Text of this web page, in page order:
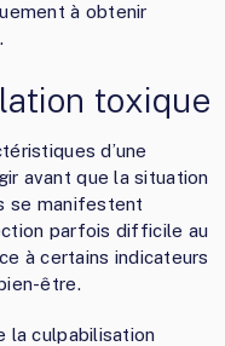
à obtenir
toxique
d’une
avant que la situation
se manifestent
parfois difficile au
à certains indicateurs
être.
la culpabilisation